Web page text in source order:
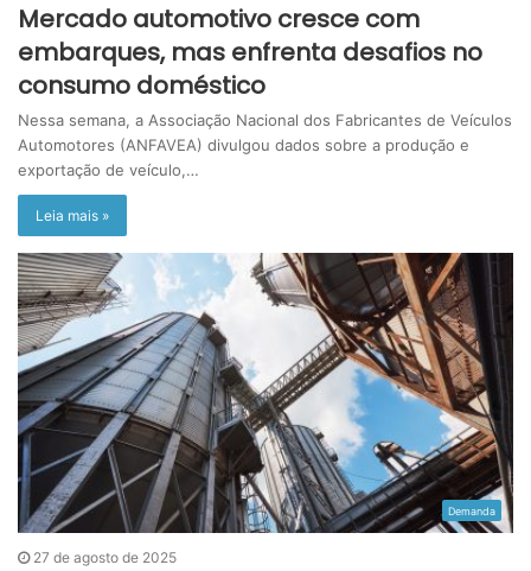
Mercado automotivo cresce com
embarques, mas enfrenta desafios no
consumo doméstico
Nessa semana, a Associação Nacional dos Fabricantes de Veículos
Automotores (ANFAVEA) divulgou dados sobre a produção e
exportação de veículo,…
Leia mais »
Demanda
27 de agosto de 2025